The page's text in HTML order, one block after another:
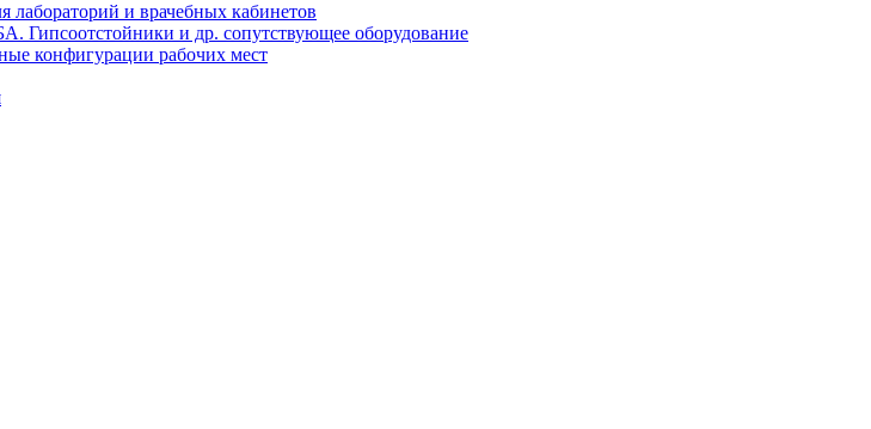
и врачебных кабинетов
и др. сопутствующее оборудование
конфигурации рабочих мест